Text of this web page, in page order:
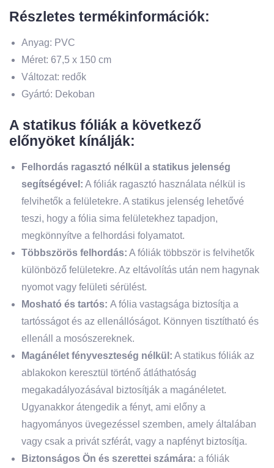
Részletes termékinformációk:
Anyag: PVC
Méret: 67,5 x 150 cm
Változat: redők
Gyártó: Dekoban
A statikus fóliák a következő
előnyöket kínálják:
Felhordás ragasztó nélkül a statikus jelenség
segítségével: A fóliák ragasztó használata nélkül is
felvihetők a felületekre. A statikus jelenség lehetővé
teszi, hogy a fólia sima felületekhez tapadjon,
megkönnyítve a felhordási folyamatot.
Többszörös felhordás: A fóliák többször is felvihetők
különböző felületekre. Az eltávolítás után nem hagynak
nyomot vagy felületi sérülést.
Mosható és tartós: A fólia vastagsága biztosítja a
tartósságot és az ellenállóságot. Könnyen tisztítható és
ellenáll a mosószereknek.
Magánélet fényveszteség nélkül: A statikus fóliák az
ablakokon keresztül történő átláthatóság
megakadályozásával biztosítják a magánéletet.
Ugyanakkor átengedik a fényt, ami előny a
hagyományos üvegezéssel szemben, amely általában
vagy csak a privát szférát, vagy a napfényt biztosítja.
Biztonságos Ön és szerettei számára: a fóliák